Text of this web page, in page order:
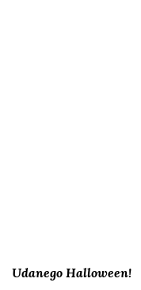
Udanego Halloween!